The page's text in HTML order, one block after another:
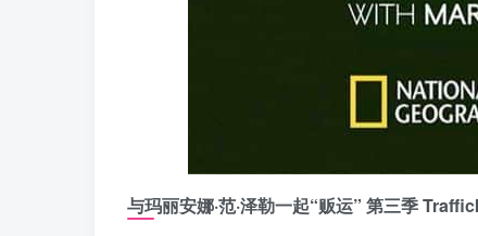
与玛丽安娜·范·泽勒一起“贩运” 第三季